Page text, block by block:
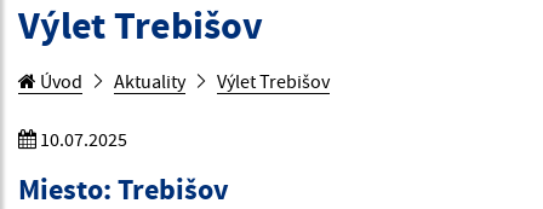
Výlet Trebišov
Úvod Aktuality Výlet Trebišov
10.07.2025
Miesto: Trebišov